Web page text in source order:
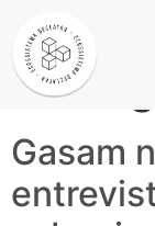
Tag:
Gasam